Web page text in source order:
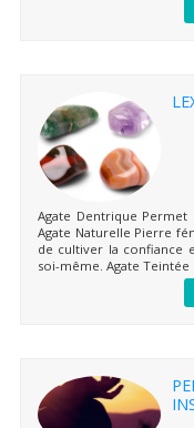
Agate Dentrique
Agate Naturelle Pierre
de cultiver la confiance
soi-même. Agate Teintée